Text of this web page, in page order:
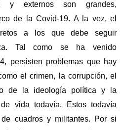
y externos son grandes,
de la Covid-19. A la vez, el
a los que debe seguir
Tal como se ha venido
persisten problemas que hay
el crimen, la corrupción, el
de la ideología política y la
vida todavía. Estos todavía
cuadros y militantes. Por si